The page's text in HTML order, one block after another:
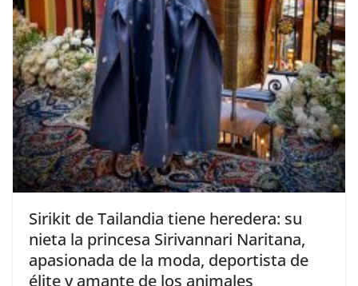
​Sirikit de Tailandia tiene heredera: su
nieta la princesa Sirivannari Naritana,
apasionada de la moda, deportista de
élite y amante de los animales